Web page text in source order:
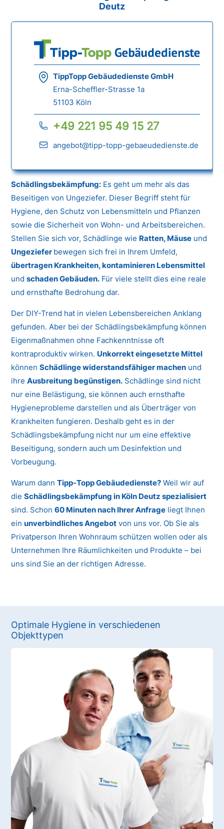
Deutz
TippTopp Gebäudedienste GmbH
Erna-Scheffler-Strasse 1a
51103 Köln
+49 221 95 49 15 27
angebot@tipp-topp-gebaeudedienste.de
Schädlingsbekämpfung: Es geht um mehr als das
Beseitigen von Ungeziefer. Dieser Begriff steht für
Hygiene, den Schutz von Lebensmitteln und Pflanzen
sowie die Sicherheit von Wohn- und Arbeitsbereichen.
Stellen Sie sich vor, Schädlinge wie Ratten, Mäuse und
Ungeziefer bewegen sich frei in Ihrem Umfeld,
übertragen Krankheiten, kontaminieren Lebensmittel
undschaden Gebäuden. Für viele stellt dies eine reale
und ernsthafte Bedrohung dar.
Der DIY-Trend hat in vielen Lebensbereichen Anklang
gefunden. Aber bei der Schädlingsbekämpfung können
Eigenmaßnahmen ohne Fachkenntnisse oft
kontraproduktiv wirken. Unkorrekt eingesetzte Mittel
könnenSchädlinge widerstandsfähiger machen und
ihreAusbreitung begünstigen. Schädlinge sind nicht
nur eine Belästigung, sie können auch ernsthafte
Hygieneprobleme darstellen und als Überträger von
Krankheiten fungieren. Deshalb geht es in der
Schädlingsbekämpfung nicht nur um eine effektive
Beseitigung, sondern auch um Desinfektion und
Vorbeugung.
Warum dannTipp-Topp Gebäudedienste? Weil wir auf
dieSchädlingsbekämpfung in Köln Deutz spezialisiert
sind. Schon60 Minuten nach Ihrer Anfrage liegt Ihnen
ein unverbindliches Angebot von uns vor. Ob Sie als
Privatperson Ihren Wohnraum schützen wollen oder als
Unternehmen Ihre Räumlichkeiten und Produkte – bei
uns sind Sie an der richtigen Adresse.
Optimale Hygiene in verschiedenen
Objekttypen